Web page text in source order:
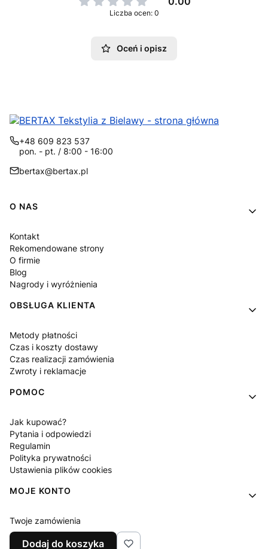
Liczba ocen: 0
Oceń i opisz
+48 609 823 537
pon. - pt. / 8:00 - 16:00
bertax@bertax.pl
Linki w stopce
O NAS
Kontakt
Rekomendowane strony
O firmie
Blog
Nagrody i wyróżnienia
OBSŁUGA KLIENTA
Metody płatności
Czas i koszty dostawy
Czas realizacji zamówienia
Zwroty i reklamacje
POMOC
Jak kupować?
Pytania i odpowiedzi
Regulamin
Polityka prywatności
Ustawienia plików cookies
MOJE KONTO
Twoje zamówienia
Ustawienia konta
Ulubione
Dodaj do koszyka